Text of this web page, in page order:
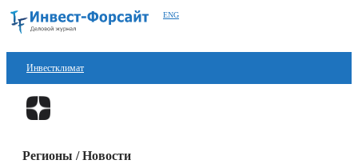
ENG
Инвестклимат
Финансы
Регионы / Новости